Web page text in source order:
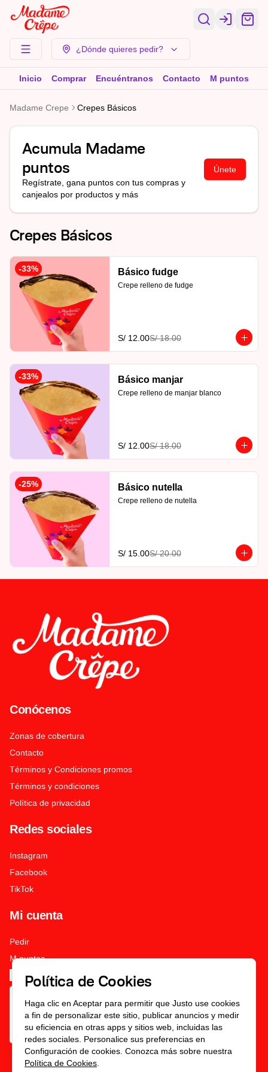
Login
¿Dónde quieres pedir?
Inicio Comprar Encuéntranos Contacto M puntos
Madame Crepe Crepes Básicos
Acumula Madame
puntos
Regístrate, gana puntos con tus compras y
canjealos por productos y más
Únete
Crepes Básicos
-33% Básico fudge
Crepe relleno de fudge
S/ 12.00S/ 18.00
-33% Básico manjar
Crepe relleno de manjar blanco
S/ 12.00S/ 18.00
-25% Básico nutella
Crepe relleno de nutella
S/ 15.00S/ 20.00
Conócenos
Zonas de cobertura
Contacto
Términos y Condiciones promos
Términos y condiciones
Política de privacidad
Redes sociales
Instagram
Facebook
TikTok
Mi cuenta
Pedir
M puntos
Iniciar sesión
Política de Cookies
Haga clic en Aceptar para permitir que Justo use cookies
a fin de personalizar este sitio, publicar anuncios y medir
su eficiencia en otras apps y sitios web, incluidas las
redes sociales. Personalice sus preferencias en
Configuración de cookies. Conozca más sobre nuestra
Política de Cookies